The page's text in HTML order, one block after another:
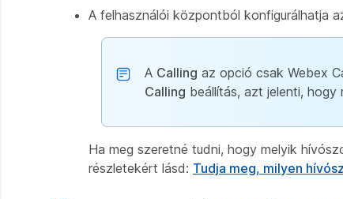
A felhasználói központból konfigurálhatja
A Calling az opció csak Webex
Calling beállítás, azt jelenti, hogy
Ha meg szeretné tudni, hogy melyik
részletekért lásd: Tudja meg, milyen